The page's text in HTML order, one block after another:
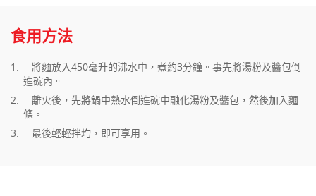
食用方法
將麵放入450毫升的沸水中，煮約3分鐘。事先將湯粉及醬包倒
進碗內。
離火後，先將鍋中熱水倒進碗中融化湯粉及醬包，然後加入麵
條。
最後輕輕拌均，即可享用。